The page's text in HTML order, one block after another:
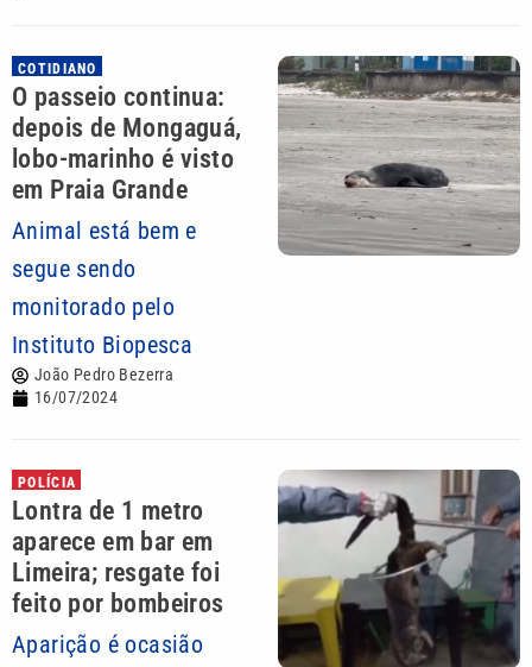
COTIDIANO
O passeio continua:
depois de Mongaguá,
lobo-marinho é visto
em Praia Grande
Animal está bem e
segue sendo
monitorado pelo
Instituto Biopesca
João Pedro Bezerra
16/07/2024
POLÍCIA
Lontra de 1 metro
aparece em bar em
Limeira; resgate foi
feito por bombeiros
Aparição é ocasião